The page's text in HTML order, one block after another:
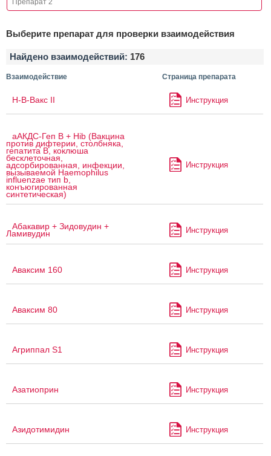
Выберите препарат для проверки взаимодействия
Найдено взаимодействий: 176
Взаимодействие Страница препарата
H-B-Вакс II Инструкция
аАКДС-Геп B + Hib (Вакцина
против дифтерии, столбняка,
гепатита B, коклюша
бесклеточная,
адсорбированная, инфекции,
вызываемой Haemophilus
influenzae тип b,
конъюгированная
синтетическая)
Инструкция
Абакавир + Зидовудин +
Ламивудин Инструкция
Аваксим 160 Инструкция
Аваксим 80 Инструкция
Агриппал S1 Инструкция
Азатиоприн Инструкция
Азидотимидин Инструкция